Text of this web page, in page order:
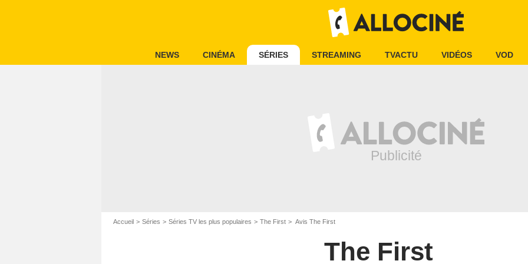
NEWS CINÉMA SÉRIES STREAMING TVACTU VIDÉOS VOD
Accueil Séries Séries TV les plus populaires The First Avis The First
The First